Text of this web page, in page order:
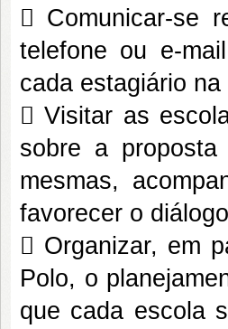
 Comunicar-se
telefone ou e-
cada estagiário na
 Visitar as
sobre a
mesmas,
favorecer o
 Organizar, em
Polo, o
que cada escola